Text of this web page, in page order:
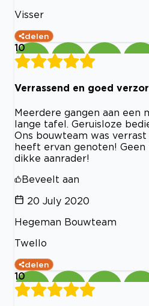
Visser
delen
10
Verrassend en goed
Meerdere gangen aan een
lange tafel. Geruisloze
Ons bouwteam was
heeft ervan genoten!
dikke aanrader!
Beveelt aan
20 July 2020
Hegeman Bouwteam
Twello
delen
10